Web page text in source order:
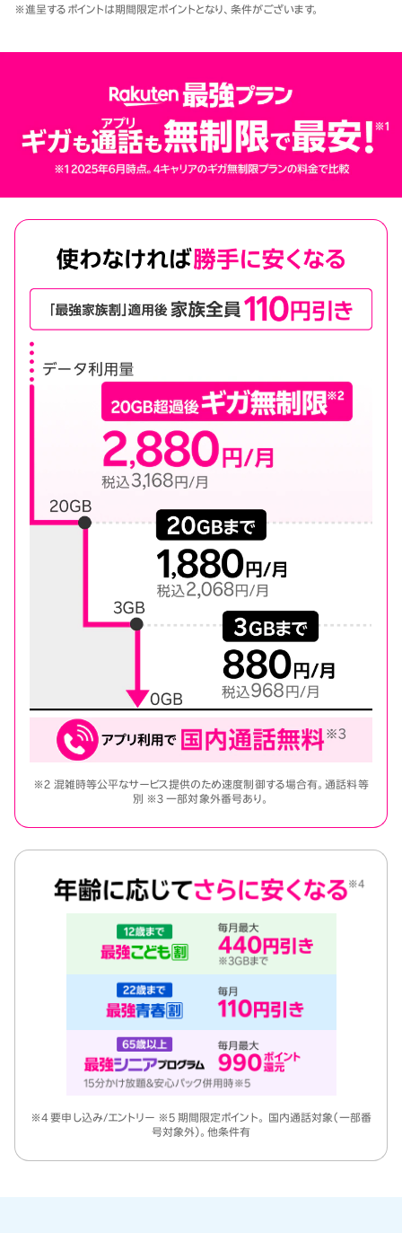
※進呈するポイントは期間限定ポイントとなり、条件がございます。
※2 混雑時等公平なサービス提供のため速度制御する場合有。通話料等
別 ※3 一部対象外番号あり。
※4 要申し込み/エントリー ※5 期間限定ポイント。 国内通話対象（一部番
号対象外）。他条件有